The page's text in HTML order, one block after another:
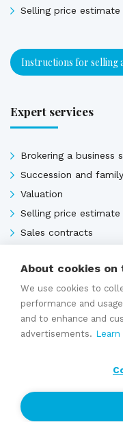
Selling price estimate
Instructions for selling
Expert services
Brokering a business
Succession and
Valuation
Selling price estimate
Sales contracts
Expert services
About cookies on
We use cookies to
performance and
and to enhance and
advertisements. Learn